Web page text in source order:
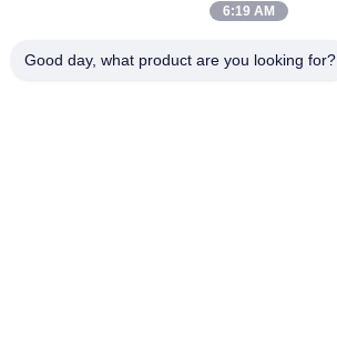
6:19 AM
Good day, what product are you looking for?